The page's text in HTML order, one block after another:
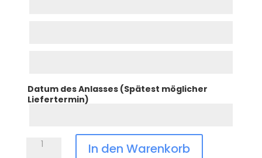
Datum des Anlasses (Spätest möglicher
Liefertermin)
Souvenir-
In den Warenkorb